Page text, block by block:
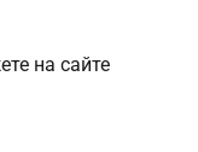
на сайте